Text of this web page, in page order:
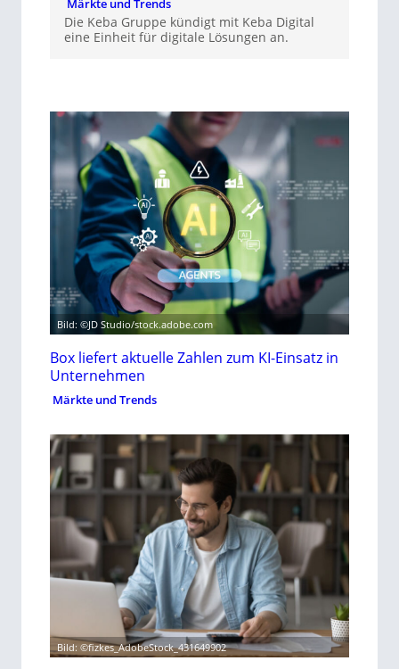
Märkte und Trends
Die Keba Gruppe kündigt mit Keba Digital
eine Einheit für digitale Lösungen an.
Bild: ©JD Studio/stock.adobe.com
Box liefert aktuelle Zahlen zum KI-Einsatz in
Unternehmen
Märkte und Trends
Bild: ©fizkes_AdobeStock_431649902